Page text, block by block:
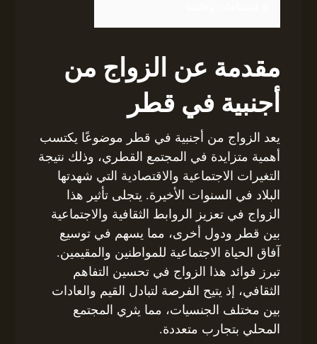
مقدمة عن الزواج من
أجنبية في قطر
يعد الزواج من أجنبية في قطر موضوعًا يكتسب
أهمية متزايدة في المجتمع القطري، وذلك نتيجة
التغيرات الاجتماعية والاقتصادية التي شهدتها
البلاد في السنوات الأخيرة. يتجلى تأثير هذا
الزواج في تعزيز الروابط الثقافية والاجتماعية
بين قطر ودول أخرى، مما يسهم في توسيع
آفاق الحياة الاجتماعية للمواطنين والمقيمين.
تبرز فوائد هذا الزواج في تحسين التفاهم
الثقافي، إذ يتيح الفرصة لتبادل القيم والعادات
بين مختلف الجنسيات، مما يثري المجتمع
المحلي بتجارب متعددة.